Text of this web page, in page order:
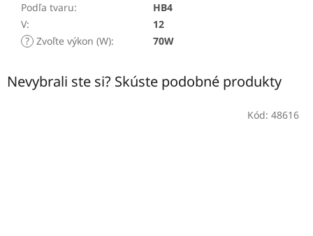
Podľa tvaru:
HB4
V:
12
? Zvoľte výkon (W): 70W
Nevybrali ste si? Skúste podobné produkty
Kód: 48616